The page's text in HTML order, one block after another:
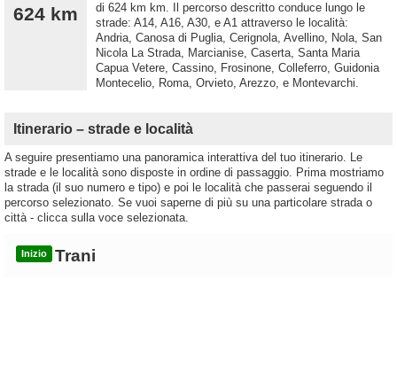
624 km
di 624 km km. Il percorso descritto conduce lungo le
strade: A14, A16, A30, e A1 attraverso le località:
Andria, Canosa di Puglia, Cerignola, Avellino, Nola, San
Nicola La Strada, Marcianise, Caserta, Santa Maria
Capua Vetere, Cassino, Frosinone, Colleferro, Guidonia
Montecelio, Roma, Orvieto, Arezzo, e Montevarchi.
Itinerario – strade e località
A seguire presentiamo una panoramica interattiva del tuo itinerario. Le
strade e le località sono disposte in ordine di passaggio. Prima mostriamo
la strada (il suo numero e tipo) e poi le località che passerai seguendo il
percorso selezionato. Se vuoi saperne di più su una particolare strada o
città - clicca sulla voce selezionata.
Inizio Trani